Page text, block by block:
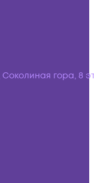
Соколиная гора, 8